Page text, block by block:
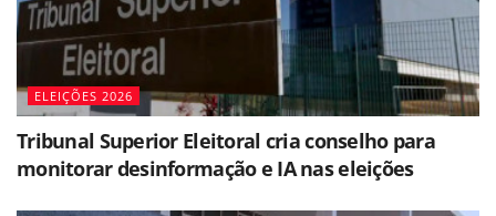
ELEIÇÕES 2026
Tribunal Superior Eleitoral cria conselho para
monitorar desinformação e IA nas eleições